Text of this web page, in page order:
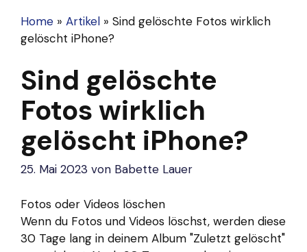
Home » Artikel » Sind gelöschte Fotos wirklich
gelöscht iPhone?
Sind gelöschte
Fotos wirklich
gelöscht iPhone?
25. Mai 2023 von Babette Lauer
Fotos oder Videos löschen
Wenn du Fotos und Videos löschst, werden diese
30 Tage lang in deinem Album "Zuletzt gelöscht"